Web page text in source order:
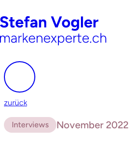
zurück
Interviews November 2022